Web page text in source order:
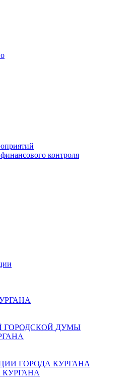
контроля
ГОРОДСКОЙ ДУМЫ
ГОРОДА КУРГАНА